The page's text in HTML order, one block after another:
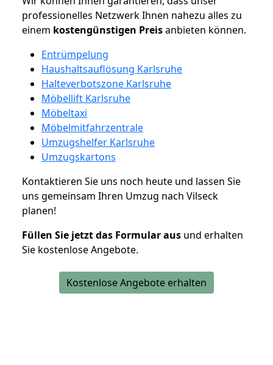
professionelles Netzwerk Ihnen nahezu alles zu
einem kostengünstigen Preisanbieten können.
Entrümpelung
Haushaltsauflösung Karlsruhe
Halteverbotszone Karlsruhe
Möbellift Karlsruhe
Möbeltaxi
Möbelmitfahrzentrale
Umzugshelfer Karlsruhe
Umzugskartons
Kontaktieren Sie uns noch heute und lassen Sie
uns gemeinsam Ihren Umzug nach Vilseck
planen!
Füllen Sie jetzt das Formular aus und erhalten
Sie kostenlose Angebote.
Kostenlose Angebote erhalten